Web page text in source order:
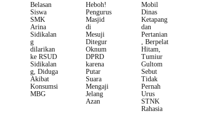
Belasan
Siswa
SMK
Arina
Sidikalan
g
dilarikan
ke RSUD
Sidikalan
g, Diduga
Akibat
Konsumsi
MBG
Heboh!
Pengurus
Masjid
di
Mesuji
Ditegur
Oknum
DPRD
karena
Putar
Suara
Mengaji
Jelang
Azan
Mobil
Dinas
Ketapang
dan
Pertanian
, Berpelat
Hitam,
Tumiur
Gultom
Sebut
Tidak
Pernah
Urus
STNK
Rahasia